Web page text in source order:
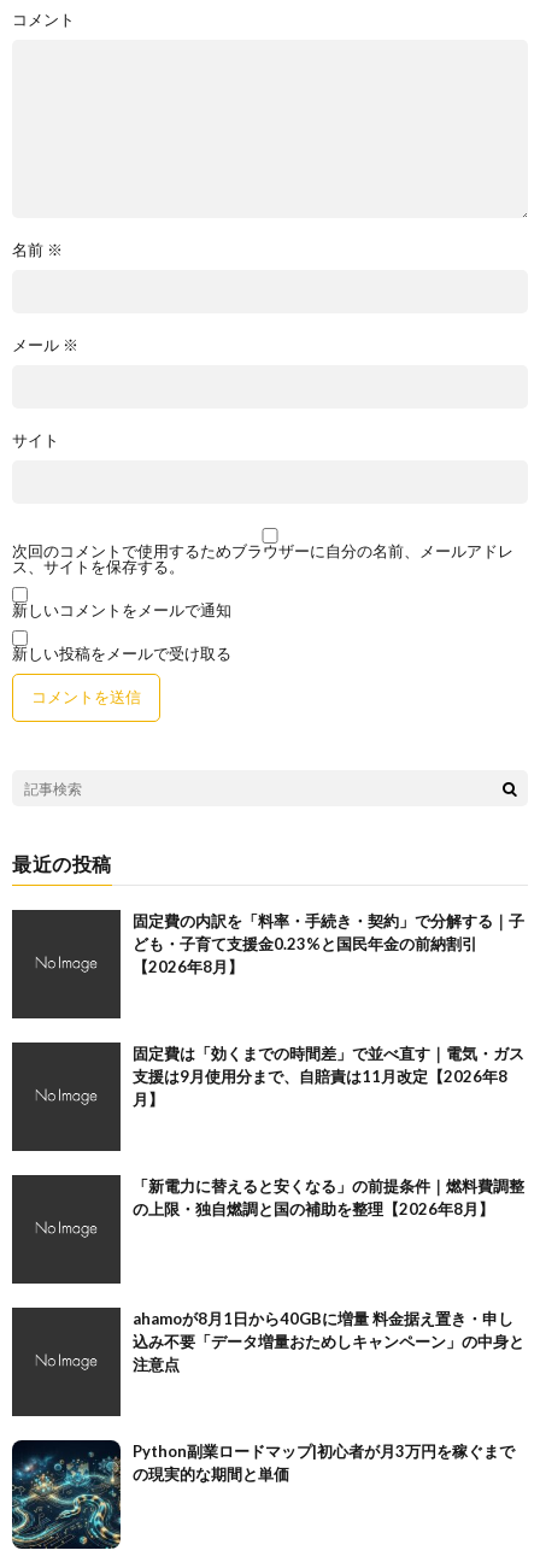
コメント
名前 ※
メール ※
サイト
次回のコメントで使用するためブラウザーに自分の名前、メールアドレ
ス、サイトを保存する。
新しいコメントをメールで通知
新しい投稿をメールで受け取る
最近の投稿
固定費の内訳を「料率・手続き・契約」で分解する｜子
ども・子育て支援金0.23%と国民年金の前納割引
【2026年8月】
固定費は「効くまでの時間差」で並べ直す｜電気・ガス
支援は9月使用分まで、自賠責は11月改定【2026年8
月】
「新電力に替えると安くなる」の前提条件｜燃料費調整
の上限・独自燃調と国の補助を整理【2026年8月】
ahamoが8月1日から40GBに増量 料金据え置き・申し
込み不要「データ増量おためしキャンペーン」の中身と
注意点
Python副業ロードマップ|初心者が月3万円を稼ぐまで
の現実的な期間と単価